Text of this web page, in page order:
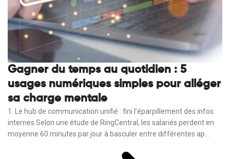
Gagner du temps au quotidien : 5
usages numériques simples pour alléger
sa charge mentale
1. Le hub de communication unifié : fini l’éparpillement des infos
internes Selon une étude de RingCentral, les salariés perdent en
moyenne 60 minutes par jour à basculer entre différentes ap...